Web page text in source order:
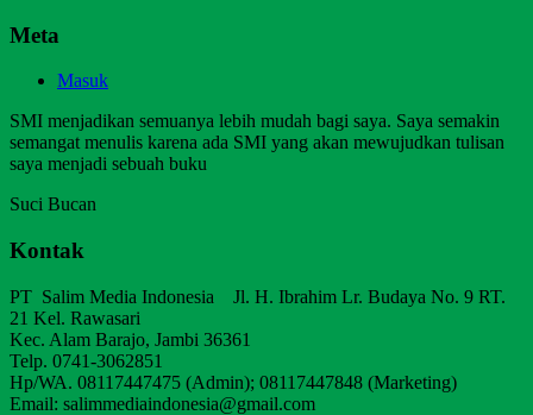
Meta
Masuk
SMI menjadikan semuanya lebih mudah bagi saya. Saya semakin
semangat menulis karena ada SMI yang akan mewujudkan tulisan
saya menjadi sebuah buku
Suci Bucan
Kontak
PT Salim Media Indonesia Jl. H. Ibrahim Lr. Budaya No. 9 RT.
21 Kel. Rawasari
Kec. Alam Barajo, Jambi 36361
Telp. 0741-3062851
Hp/WA. 08117447475 (Admin); 08117447848 (Marketing)
Email: salimmediaindonesia@gmail.com